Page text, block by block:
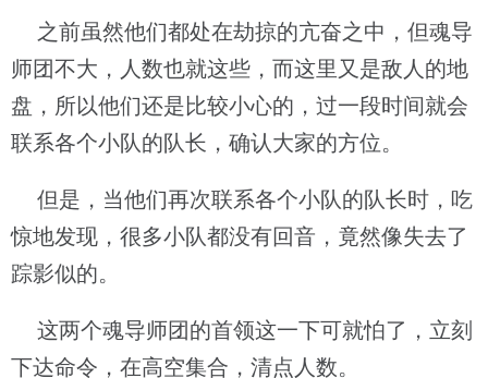
之前虽然他们都处在劫掠的亢奋之中，但魂导
师团不大，人数也就这些，而这里又是敌人的地
盘，所以他们还是比较小心的，过一段时间就会
联系各个小队的队长，确认大家的方位。
但是，当他们再次联系各个小队的队长时，吃
惊地发现，很多小队都没有回音，竟然像失去了
踪影似的。
这两个魂导师团的首领这一下可就怕了，立刻
下达命令，在高空集合，清点人数。